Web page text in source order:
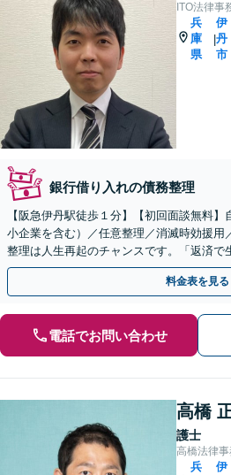
ITO法律事
兵
庫
県
|
伊
丹
市
銀行借り入れの債務整理
【阪急伊丹駅徒歩１分】【初回面談無料
小企業を含む）／任意整理／消滅時効援用
整理は人生再起のチャンスです。「返済で
ら、早めにお気軽にご相談ください【法テ
料金表を見る
電話でお問い合わせ
高橋
護士
高橋法律
兵
伊